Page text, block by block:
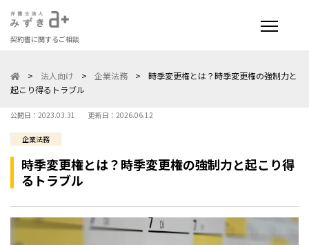
契約書に関するご相談
> 法人向け > 企業法務 >
時季変更権とは？時季変更権の強制力と
起こり得るトラブル
公開日：2023.03.31 更新日：2026.06.12
企業法務
時季変更権とは？時季変更権の強制力と起こり得
るトラブル